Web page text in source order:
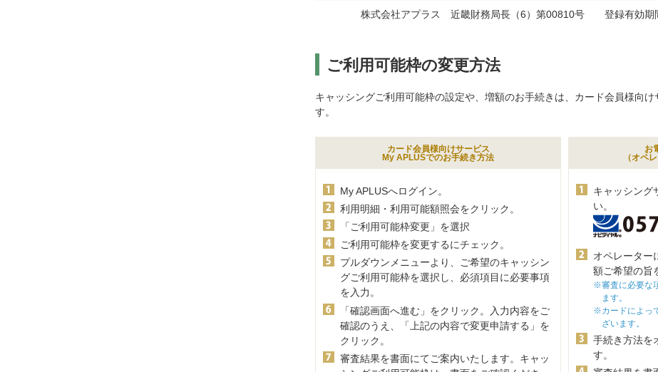
株式会社アプラス 近畿財務局長（6）第00810号 登録有効期
ご利用可能枠の変更方法
キャッシングご利用可能枠の設定や、増額のお手続きは、カード会員様向
す。
カード会員様向けサービス
My APLUSでのお手続き方法
My APLUSへログイン。
利用明細・利用可能額照会をクリック。
「ご利用可能枠変更」を選択
ご利用可能枠を変更するにチェック。
プルダウンメニューより、ご希望のキャッシン
グご利用可能枠を選択し、必須項目に必要事項
を入力。
「確認画面へ進む」をクリック。入力内容をご
確認のうえ、「上記の内容で変更申請する」を
クリック。
審査結果を書面にてご案内いたします。キャッ
お
（オペ
キャッシング
い。
オペレーター
額ご希望の旨
※審査に必要な
ます。
※カードによっ
ざいます。
手続き方法を
す。